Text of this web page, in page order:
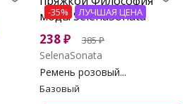
-35% ЛУЧШАЯ ЦЕНА
238₽ 385₽
SelenaSonata
Ремень розовый...
Базовый